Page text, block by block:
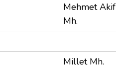
Mehmet Akif
Mh.
Millet Mh.